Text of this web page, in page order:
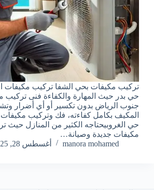
تركيب مكيفات بحي الشفا تركيب مكيفات
حي بدر حيث المهارة والكفاءة فنى تركيب
جنوب الرياض بدون تكسير أو أي أضرار
المكيف بكامل كفاءته، فك وتركيب
حي الغروبيحتاجه الكثير من المنازل حيث
مكيفات جديدة وصيانة…
manora mohamed
أغسطس 28, 2025